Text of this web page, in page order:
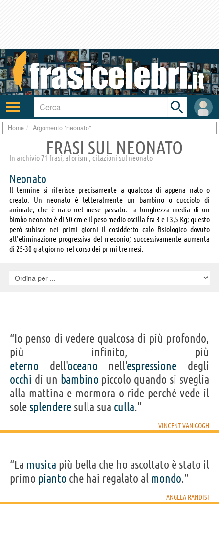
Attiva/disattiva
navigazione
User
area
Toggle
search
bar
Home Argomento "neonato"
FRASI SUL NEONATO
In archivio 71 frasi, aforismi, citazioni sul neonato
Neonato
Il termine si riferisce precisamente a qualcosa di appena nato o
creato. Un neonato è letteralmente un bambino o cucciolo di
animale, che è nato nel mese passato. La lunghezza media di un
bimbo neonato è di 50 cm e il peso medio oscilla fra 3 e i 3,5 Kg; questo
però subisce nei primi giorni il cosiddetto calo fisiologico dovuto
all'eliminazione progressiva del meconio; successivamente aumenta
di 25-30 g al giorno nel corso dei primi tre mesi.
“Io penso di vedere qualcosa di più profondo,
più infinito, più
eterno dell'oceano nell'espressione degli
occhi di un bambino piccolo quando si sveglia
alla mattina e mormora o ride perché vede il
sole splendere sulla sua culla.”
VINCENT VAN GOGH
“La musica più bella che ho ascoltato è stato il
primo pianto che hai regalato al mondo.”
ANGELA RANDISI